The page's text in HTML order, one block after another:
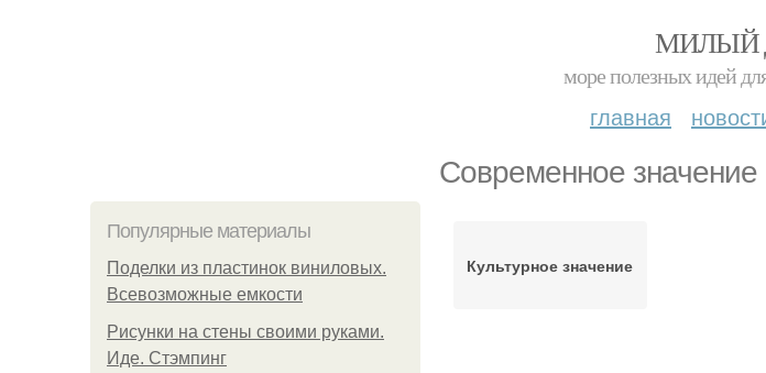
МИЛЫЙ
море полезных идей
главная
Современное значение
Популярные материалы
Поделки из пластинок виниловых.
Всевозможные емкости
Рисунки на стены своими руками.
Иде. Стэмпинг
Культурное значение